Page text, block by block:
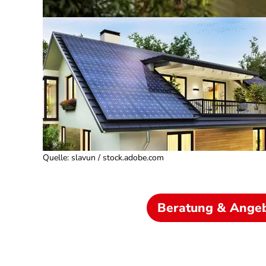
Quelle: slavun / stock.adobe.com
Beratung &